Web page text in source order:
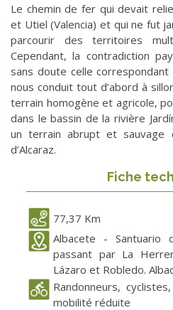
Le chemin de fer qui devait
et Utiel (Valencia) et qui ne fut
parcourir des territoires
Cependant, la contradiction
sans doute celle
nous conduit tout d’abord à
terrain homogène et agricole,
dans le bassin de la rivière
un terrain abrupt et sauvage
d’Alcaraz.
Fiche
77,37 Km
Albacete - Santuario
passant par La
Lázaro et Robledo.
Randonneurs,
mobilité réduite